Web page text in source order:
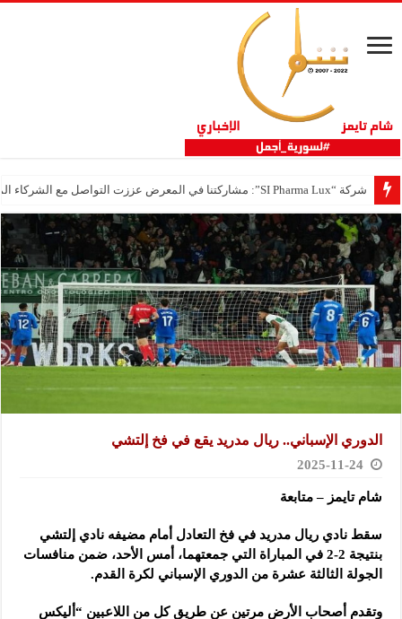
شركة “SI Pharma Lux”: مشاركتنا في المعرض عززت التواصل مع الشركاء المحليين والدوليين
الدوري الإسباني.. ريال مدريد يقع في فخ إلتشي
2025-11-24
شام تايمز – متابعة
سقط نادي ريال مدريد في فخ التعادل أمام مضيفه نادي إلتشي
بنتيجة 2-2 في المباراة التي جمعتهما، أمس الأحد، ضمن منافسات
الجولة الثالثة عشرة من الدوري الإسباني لكرة القدم.
وتقدم أصحاب الأرض مرتين عن طريق كل من اللاعبين “أليكس